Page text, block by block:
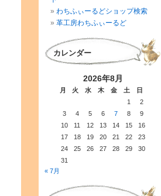
わちふぃーるどショップ検索
革工房わちふぃーるど
カレンダー
2026年8月
月 火 水 木 金 土
日
1
2
3
4 5 6 7 8
9
10
11 12 13 14 15
16
17
18 19 20 21 22
23
24
25 26 27 28 29
30
31
« 7月